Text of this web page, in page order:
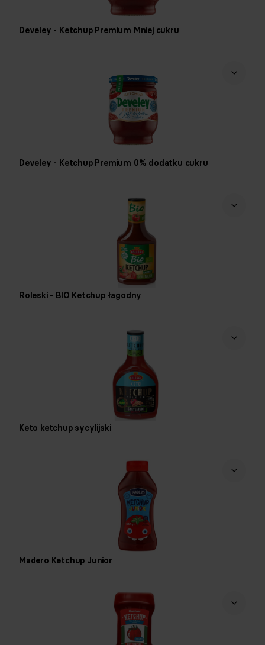
Develey - Ketchup Premium Mniej cukru
Develey - Ketchup Premium 0% dodatku cukru
Roleski - BIO Ketchup łagodny
Keto ketchup sycylijski
Madero Ketchup Junior